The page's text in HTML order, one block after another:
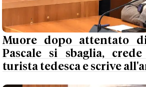
Muore dopo attentato
Pascale si sbaglia,
turista tedesca e scrive